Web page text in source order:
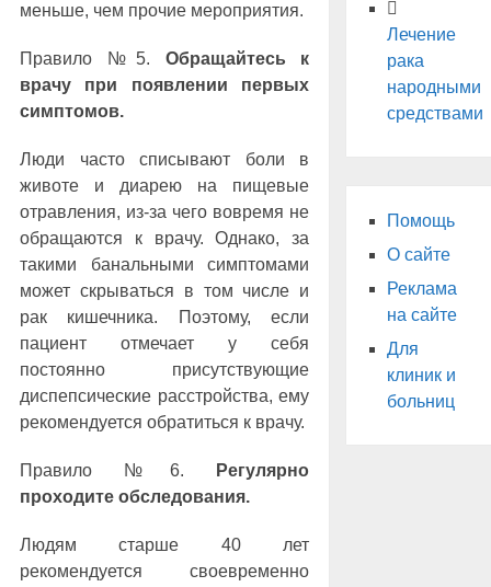
меньше, чем прочие мероприятия.
Правило №5. Обращайтесь к
врачу при появлении первых
симптомов.
Люди часто списывают боли в
животе и диарею на пищевые
отравления, из-за чего вовремя не
обращаются к врачу. Однако, за
такими банальными симптомами
может скрываться в том числе и
рак кишечника. Поэтому, если
пациент отмечает у себя
постоянно присутствующие
диспепсические расстройства, ему
рекомендуется обратиться к врачу.
Правило №6. Регулярно
проходите обследования.
Людям старше 40 лет
рекомендуется своевременно
Лечение
рака
народными
средствами
Помощь
О сайте
Реклама
на сайте
Для
клиник и
больниц